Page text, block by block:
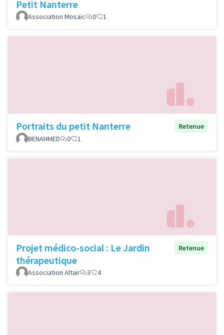
Petit Nanterre
Association Mosaic 0 1
Portraits du petit Nanterre
Retenue
BENAHMED
0 1
Projet médico-social : Le Jardin
thérapeutique
Retenue
Association Altaïr 3 4